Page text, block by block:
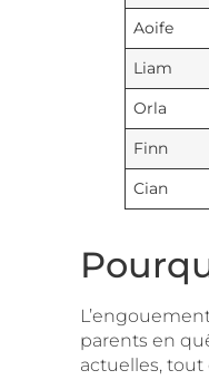
Aoife
Liam
Orla
Finn
Cian
parents en
actuelles,